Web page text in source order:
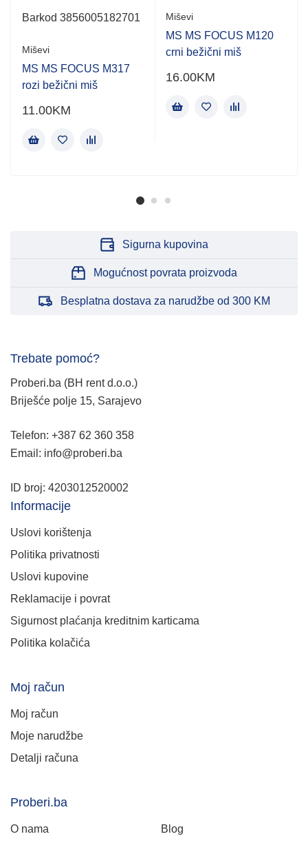
Barkod 3856005182701
Miševi
MS MS FOCUS M317
rozi bežični miš
11.00KM
Miševi
MS MS FOCUS M120
crni bežični miš
16.00KM
Sigurna kupovina
Mogućnost povrata proizvoda
Besplatna dostava za narudžbe od 300 KM
Trebate pomoć?
Proberi.ba (BH rent d.o.o.)
Briješće polje 15, Sarajevo
Telefon: +387 62 360 358
Email: info@proberi.ba
ID broj: 4203012520002
Informacije
Uslovi korištenja
Politika privatnosti
Uslovi kupovine
Reklamacije i povrat
Sigurnost plaćanja kreditnim karticama
Politika kolačića
Moj račun
Moj račun
Moje narudžbe
Detalji računa
Proberi.ba
O nama Blog